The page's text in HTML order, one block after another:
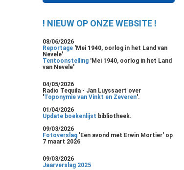
! NIEUW OP ONZE WEBSITE !
08/06/2026
Reportage 'Mei 1940, oorlog in het Land van
Nevele'
Tentoonstelling 'Mei 1940, oorlog in het Land
van Nevele'
04/05/2026
Radio Tequila - Jan Luyssaert over
'Toponymie van Vinkt en Zeveren'.
01/04/2026
Update boekenlijst bibliotheek.
09/03/2026
Fotoverslag 'Een avond met Erwin Mortier' op
7 maart 2026
09/03/2026
Jaarverslag 2025